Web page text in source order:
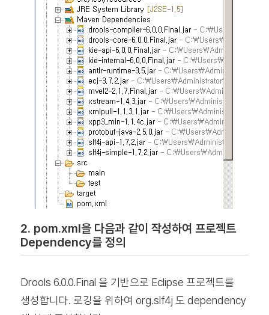
2. pom.xml을 다음과 같이 작성하여 프로젝트
Dependency를 정의
Drools 6.0.0.Final 을 기반으로 Eclipse 프로젝트를
생성합니다. 로깅을 위하여 org.slf4j 도 dependency